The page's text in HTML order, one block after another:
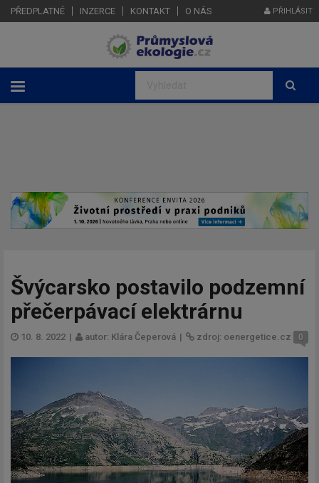
PŘEDPLATNÉ INZERCE KONTAKT O NÁS PŘIHLÁSIT
Švýcarsko postavilo podzemní
přečerpávací elektrárnu
10. 8. 2022 | autor: Klára Čeperová | zdroj: oenergetice.cz 0